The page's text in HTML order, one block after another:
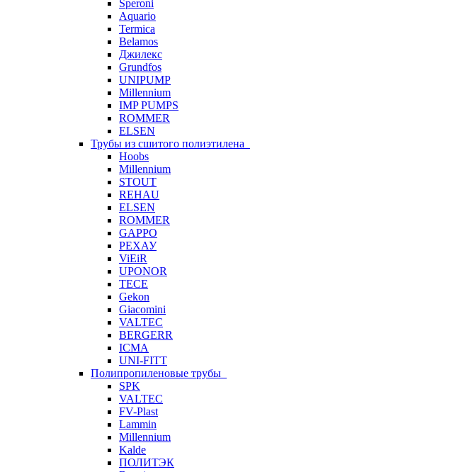
Speroni
Aquario
Termica
Belamos
Джилекс
Grundfos
UNIPUMP
Millennium
IMP PUMPS
ROMMER
ELSEN
Трубы из сшитого полиэтилена
Hoobs
Millennium
STOUT
REHAU
ELSEN
ROMMER
GAPPO
РЕХАУ
ViEiR
UPONOR
TECE
Gekon
Giacomini
VALTEC
BERGERR
ICMA
UNI-FITT
Полипропиленовые трубы
SPK
VALTEC
FV-Plast
Lammin
Millennium
Kalde
ПОЛИТЭК